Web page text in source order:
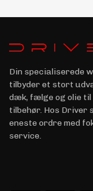
Din specialiserede
tilbyder et stort
dæk, fælge og olie
tilbehør. Hos Driver
eneste ordre med
service.